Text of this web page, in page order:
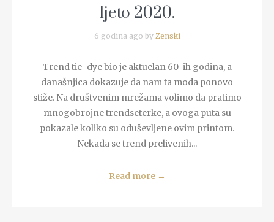
ljeto 2020.
6 godina ago by Zenski
Trend tie-dye bio je aktuelan 60-ih godina, a
današnjica dokazuje da nam ta moda ponovo
stiže. Na društvenim mrežama volimo da pratimo
mnogobrojne trendseterke, a ovoga puta su
pokazale koliko su oduševljene ovim printom.
Nekada se trend prelivenih...
Read more →